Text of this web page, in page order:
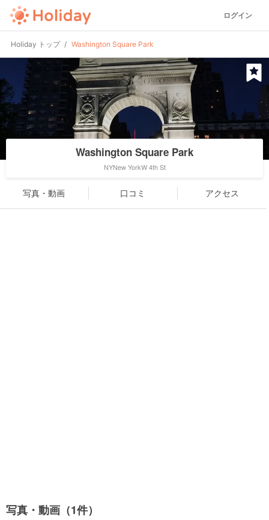
ログイン
Holiday トップ Washington Square Park
Washington Square Park
NYNew YorkW 4th St
写真・動画 口コミ アクセス
写真・動画（1件）